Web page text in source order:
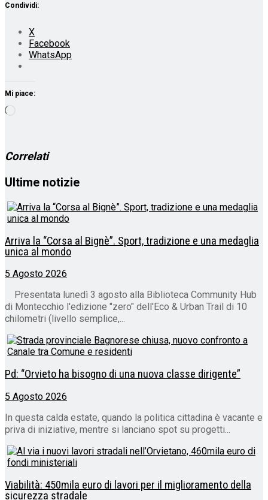
Condividi:
X
Facebook
WhatsApp
Mi piace:
Correlati
Ultime notizie
Arriva la “Corsa al Bignè”. Sport, tradizione e una medaglia
unica al mondo
5 Agosto 2026
Presentata lunedì 3 agosto alla Biblioteca Community Hub
di Montecchio l'edizione "zero" dell'Eco & Urban Trail di 10
chilometri (livello semplice,...
Pd: “Orvieto ha bisogno di una nuova classe dirigente”
5 Agosto 2026
In questa calda estate, quando la politica cittadina è vacante e
priva di iniziative, mentre si lanciano spot su progetti...
Viabilità: 450mila euro di lavori per il miglioramento della
sicurezza stradale